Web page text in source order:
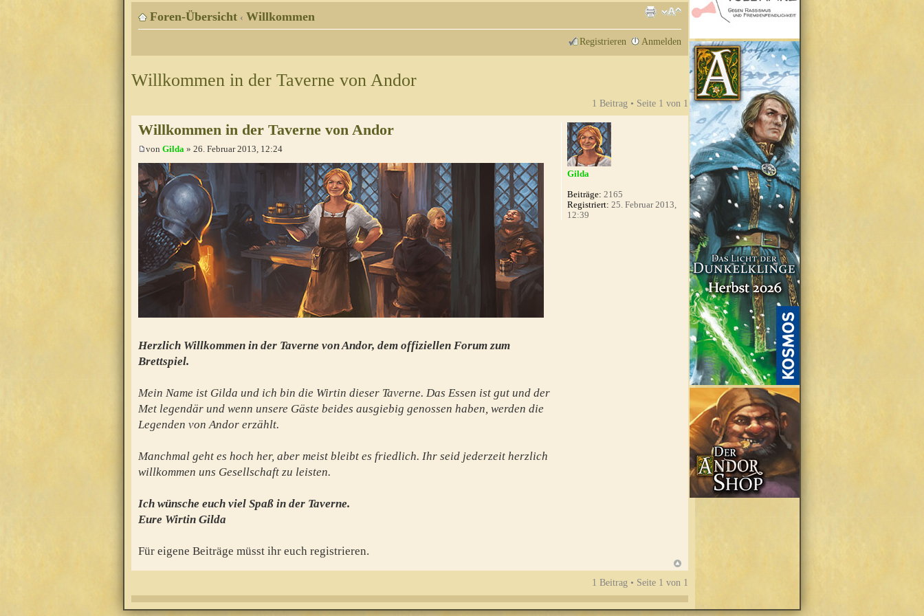
Foren-Übersicht ‹ Willkommen
Registrieren Anmelden
Willkommen in der Taverne von Andor
1 Beitrag • Seite 1 von 1
Willkommen in der Taverne von Andor
von Gilda » 26. Februar 2013, 12:24
Herzlich Willkommen in der Taverne von Andor, dem offiziellen Forum zum
Brettspiel.
Mein Name ist Gilda und ich bin die Wirtin dieser Taverne. Das Essen ist gut und der
Met legendär und wenn unsere Gäste beides ausgiebig genossen haben, werden die
Legenden von Andor erzählt.
Manchmal geht es hoch her, aber meist bleibt es friedlich. Ihr seid jederzeit herzlich
willkommen uns Gesellschaft zu leisten.
Ich wünsche euch viel Spaß in der Taverne.
Eure Wirtin Gilda
Für eigene Beiträge müsst ihr euch registrieren.
Gilda
Beiträge: 2165
Registriert: 25. Februar 2013,
12:39
1 Beitrag • Seite 1 von 1